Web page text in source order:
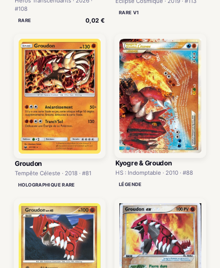
#108
RARE 0,02 €
RARE V1
Groudon
Tempête Céleste · 2018 · #81
HOLOGRAPHIQUE RARE
Kyogre & Groudon
HS : Indomptable · 2010 · #88
LÉGENDE